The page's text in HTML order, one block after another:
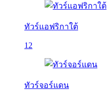
ทัวร์แอฟริกาใต้
12
ทัวร์จอร์แดน